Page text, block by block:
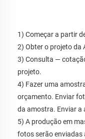
1) Começar a partir
2) Obter o projeto da
3) Consulta —
projeto.
4) Fazer uma
orçamento. Enviar
da amostra. Enviar a
5) A produção em
fotos serão enviadas